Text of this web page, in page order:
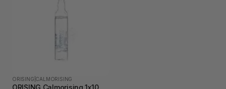
ORISING CALMORISING
ORISING Calmorising 1х10